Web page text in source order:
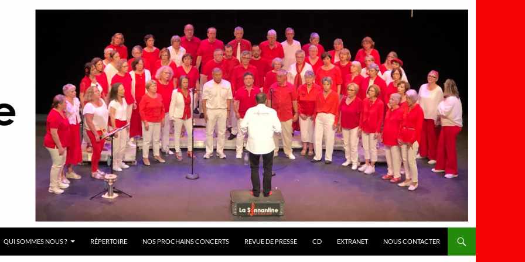
QUI SOMMES NOUS ? RÉPERTOIRE NOS PROCHAINS CONCERTS REVUE DE PRESSE CD EXTRANET NOUS CONTACTER